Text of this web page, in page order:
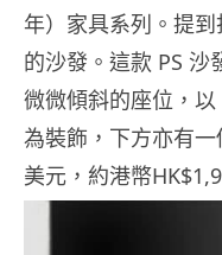
年）家具系列。提
的沙發。這款 PS 沙
微微傾斜的座位，
為裝飾，下方亦有
美元，約港幣